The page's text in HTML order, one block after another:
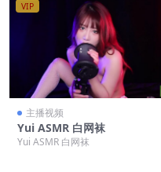
VIP
主播视频
Yui ASMR 白网袜
Yui ASMR 白网袜